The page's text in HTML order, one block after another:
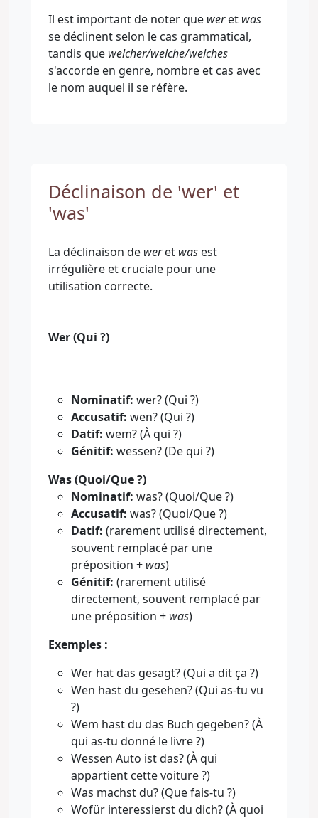
Il est important de noter que weret was
se déclinent selon le cas grammatical,
tandis que welcher/welche/welches
s'accorde en genre, nombre et cas avec
le nom auquel il se réfère.
Déclinaison de 'wer' et
'was'
La déclinaison de weret was est
irrégulière et cruciale pour une
utilisation correcte.
Wer (Qui ?)
Nominatif: wer? (Qui ?)
Accusatif: wen? (Qui ?)
Datif: wem? (À qui ?)
Génitif: wessen? (De qui ?)
Was (Quoi/Que ?)
Nominatif: was? (Quoi/Que ?)
Accusatif: was? (Quoi/Que ?)
Datif: (rarement utilisé directement,
souvent remplacé par une
préposition + was)
Génitif: (rarement utilisé
directement, souvent remplacé par
une préposition + was)
Exemples :
Wer hat das gesagt? (Qui a dit ça ?)
Wen hast du gesehen? (Qui as-tu vu
?)
Wem hast du das Buch gegeben? (À
qui as-tu donné le livre ?)
Wessen Auto ist das? (À qui
appartient cette voiture ?)
Was machst du? (Que fais-tu ?)
Wofür interessierst du dich? (À quoi